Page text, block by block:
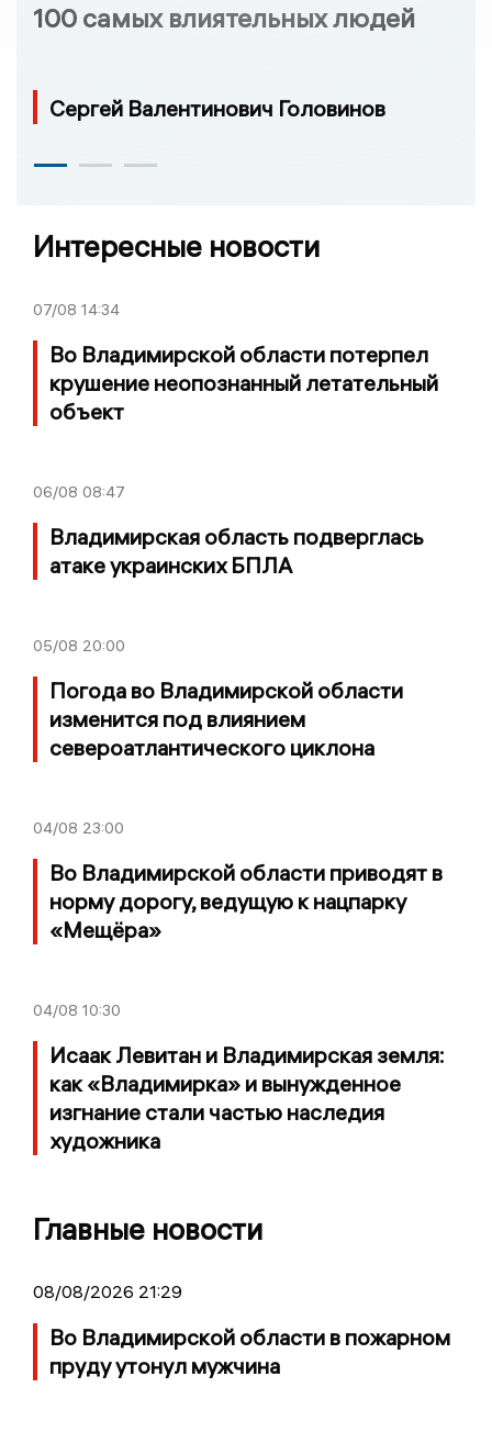
100 самых влиятельных людей
Сергей Валентинович Головинов
Интересные новости
07/08 14:34
Во Владимирской области потерпел
крушение неопознанный летательный
объект
06/08 08:47
Владимирская область подверглась
атаке украинских БПЛА
05/08 20:00
Погода во Владимирской области
изменится под влиянием
североатлантического циклона
04/08 23:00
Во Владимирской области приводят в
норму дорогу, ведущую к нацпарку
«Мещёра»
04/08 10:30
Исаак Левитан и Владимирская земля:
как «Владимирка» и вынужденное
изгнание стали частью наследия
художника
Главные новости
08/08/2026 21:29
Во Владимирской области в пожарном
пруду утонул мужчина